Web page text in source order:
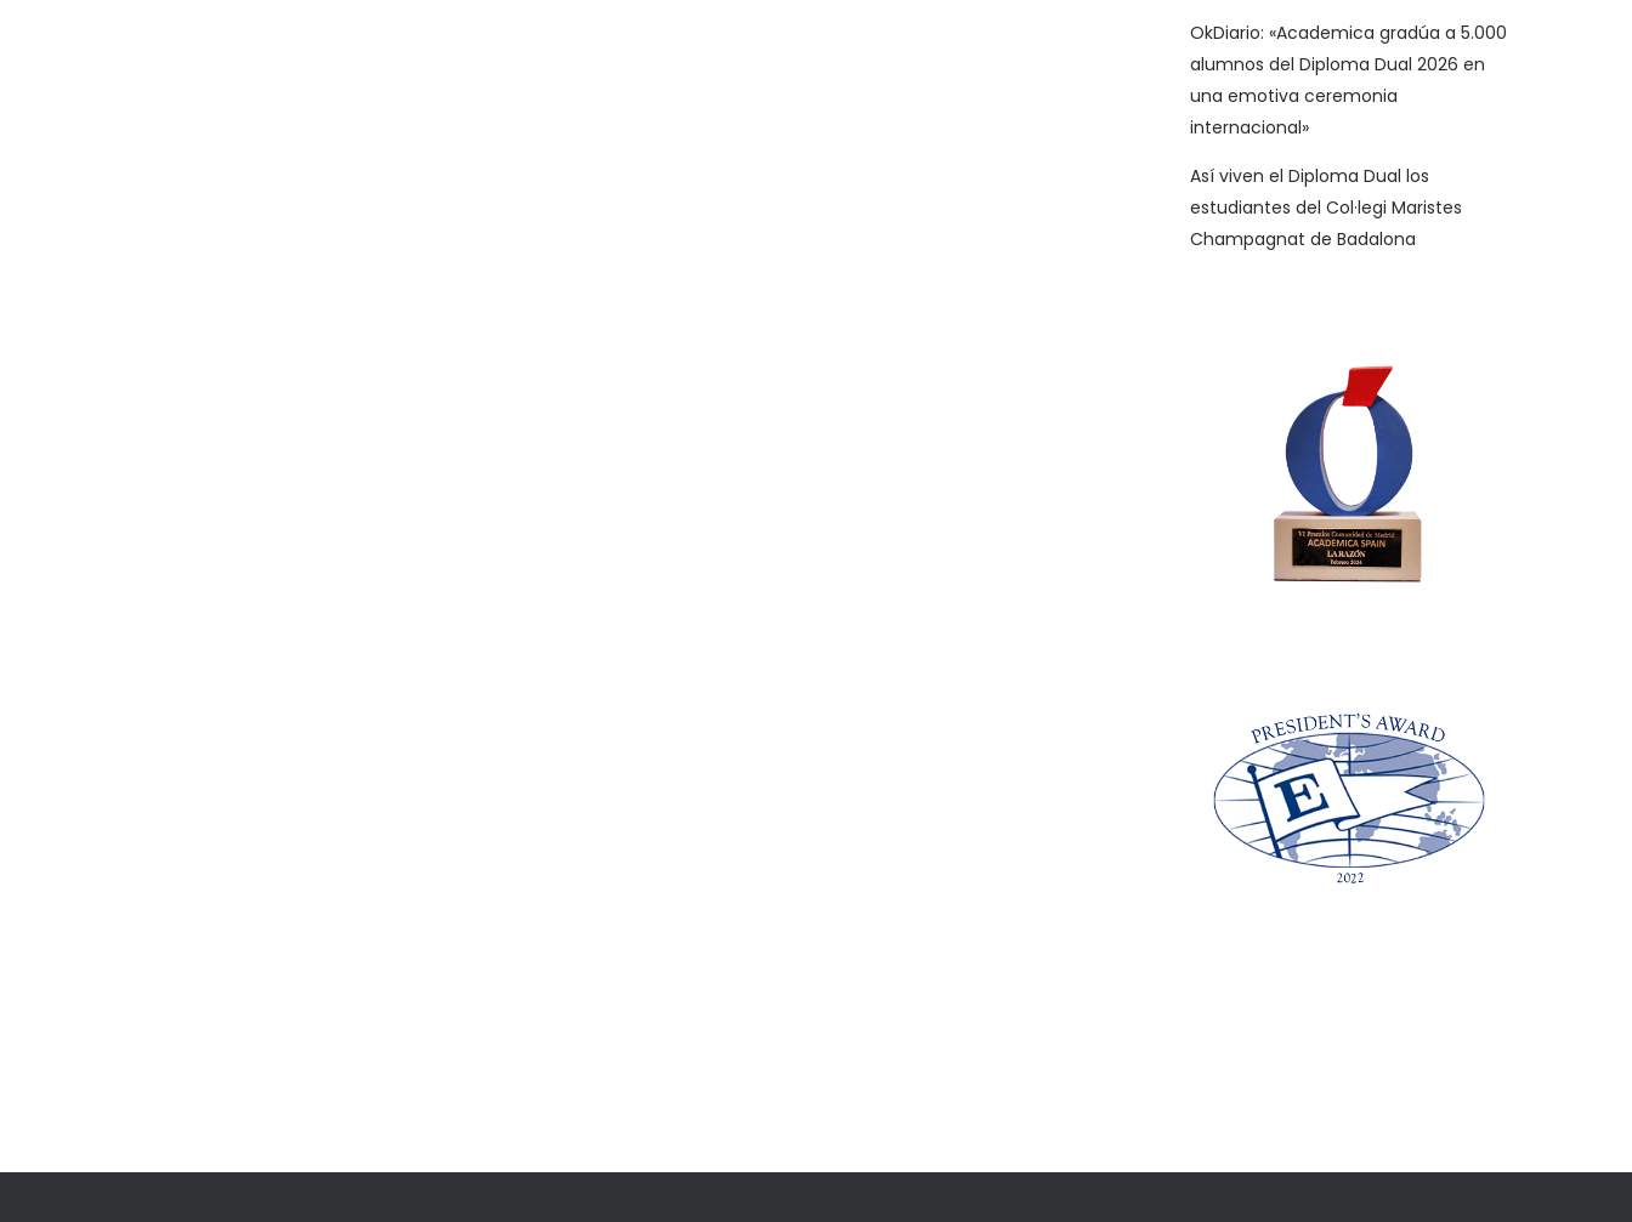
OkDiario: «Academica gradúa a 5.000
alumnos del Diploma Dual 2026 en
una emotiva ceremonia
internacional»
Así viven el Diploma Dual los
estudiantes del Col·legi Maristes
Champagnat de Badalona